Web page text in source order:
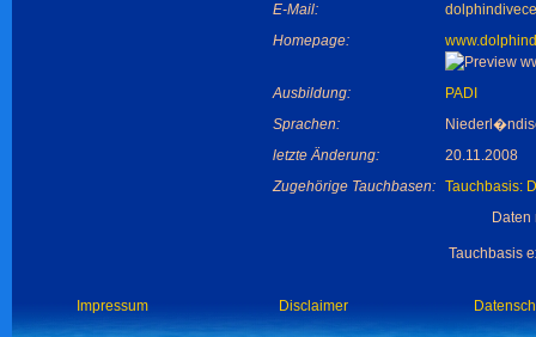
E-Mail:
Homepage:
Ausbildung:
PADI
Sprachen:
letzte Änderung:
20.11.2008
Zugehörige Tauchbasen:
Tauchbasis:
Tauchbasis
Impressum Disclaimer